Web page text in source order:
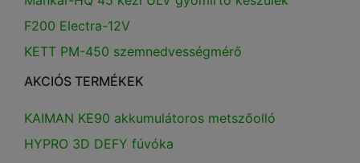
F200 Electra-12V
KETT PM-450 szemnedvességmérő
AKCIÓS TERMÉKEK
KAIMAN KE90 akkumulátoros metszőolló
HYPRO 3D DEFY fúvóka